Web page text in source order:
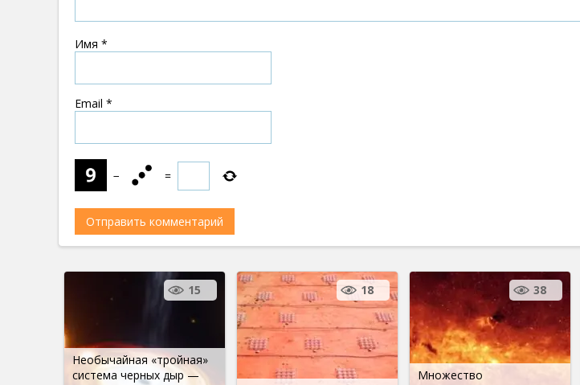
Имя *
Email *
− =
Необычайная «тройная»
система черных дыр —
15 18
Множество
38